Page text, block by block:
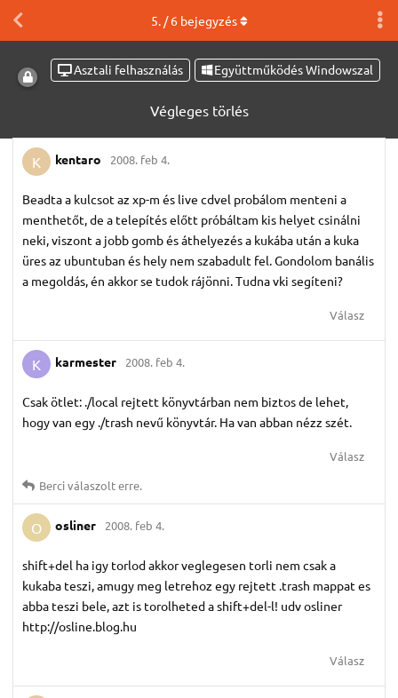
Asztali felhasználás Együttműködés Windowszal
Végleges törlés
5. /6bejegyzés
K kentaro 2008. feb 4.
Beadta a kulcsot az xp-m és live cdvel probálom menteni a
menthetőt, de a telepítés előtt próbáltam kis helyet csinálni
neki, viszont a jobb gomb és áthelyezés a kukába után a kuka
üres az ubuntuban és hely nem szabadult fel. Gondolom banális
a megoldás, én akkor se tudok rájönni. Tudna vki segíteni?
Válasz
K karmester 2008. feb 4.
Csak ötlet: ./local rejtett könyvtárban nem biztos de lehet,
hogy van egy ./trash nevű könyvtár. Ha van abban nézz szét.
Válasz
Berciválaszolt erre.
O osliner 2008. feb 4.
shift+del ha igy torlod akkor veglegesen torli nem csak a
kukaba teszi, amugy meg letrehoz egy rejtett .trash mappat es
abba teszi bele, azt is torolheted a shift+del-l! udv osliner
http://osline.blog.hu
Válasz